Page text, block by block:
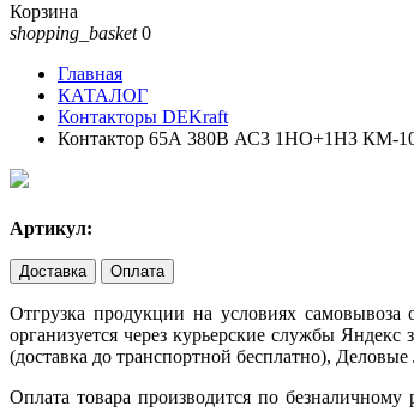
Корзина
shopping_basket 0
Главная
КАТАЛОГ
Контакторы DEKraft
Контактор 65А 380В АС3 1НО+1НЗ КМ-
Артикул:
Доставка Оплата
Отгрузка продукции на условиях самовывоза
организуется через курьерские службы
(доставка до транспортной бесплатно),
Оплата товара производится по